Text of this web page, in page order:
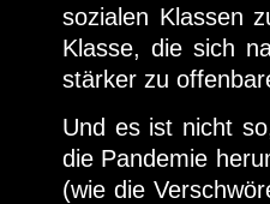
sozialen Klassen
Klasse, die sich
stärker zu
Und es ist nicht
die Pandemie
(wie die